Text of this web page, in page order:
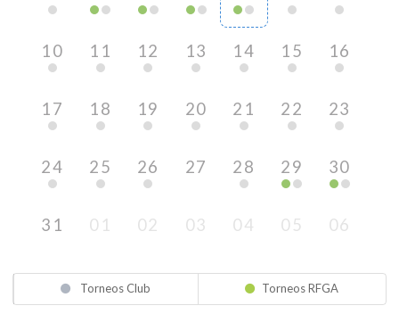
10 11 12 13 14 15 16
17 18 19 20 21 22 23
24 25 26 27 28 29 30
31 01 02 03 04 05 06
Torneos Club Torneos RFGA